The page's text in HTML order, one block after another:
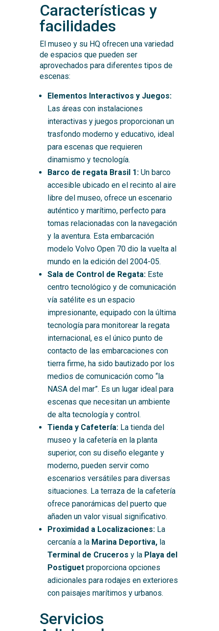
Características y
facilidades
El museo y su HQ ofrecen una variedad
de espacios que pueden ser
aprovechados para diferentes tipos de
escenas:
Elementos Interactivos y Juegos:
Las áreas con instalaciones
interactivas y juegos proporcionan un
trasfondo moderno y educativo, ideal
para escenas que requieren
dinamismo y tecnología.
Barco de regata Brasil 1:Un barco
accesible ubicado en el recinto al aire
libre del museo, ofrece un escenario
auténtico y marítimo, perfecto para
tomas relacionadas con la navegación
y la aventura. Esta embarcación
modelo Volvo Open 70 dio la vuelta al
mundo en la edición del 2004-05.
Sala de Control de Regata:Este
centro tecnológico y de comunicación
vía satélite es un espacio
impresionante, equipado con la última
tecnología para monitorear la regata
internacional, es el único punto de
contacto de las embarcaciones con
tierra firme, ha sido bautizado por los
medios de comunicación como “la
NASA del mar”. Es un lugar ideal para
escenas que necesitan un ambiente
de alta tecnología y control.
Tienda y Cafetería:La tienda del
museo y la cafetería en la planta
superior, con su diseño elegante y
moderno, pueden servir como
escenarios versátiles para diversas
situaciones. La terraza de la cafetería
ofrece panorámicas del puerto que
añaden un valor visual significativo.
Proximidad a Localizaciones:La
cercanía a la Marina Deportiva,la
Terminal de Cruceros y laPlaya del
Postiguetproporciona opciones
adicionales para rodajes en exteriores
con paisajes marítimos y urbanos.
Servicios